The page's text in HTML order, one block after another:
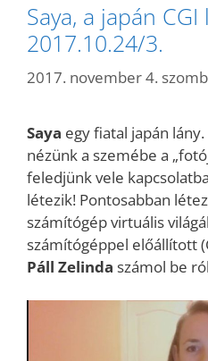
Saya, a japán
2017.10.24/3.
2017. november 4.
Saya egy fiatal japán
nézünk a szemébe a
feledjünk vele
létezik! Pontosabban
számítógép virtuális
számítógéppel előállított
Páll Zelinda számol be